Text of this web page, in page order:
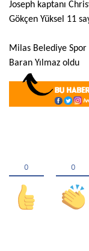
Joseph kaptanı
Gökçen Yüksel 11
Milas Belediye Spor
Baran Yılmaz oldu